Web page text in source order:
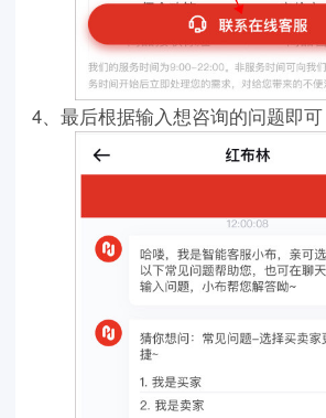
4、最后根据输入想咨询的问题即可